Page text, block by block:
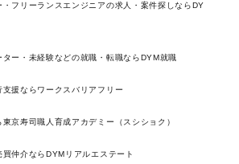
フリーランスエンジニアの求人・案件探しならDY
ー・未経験などの就職・転職ならDYM就職
援ならワークスバリアフリー
京寿司職人育成アカデミー（スシショク）
仲介ならDYMリアルエステート